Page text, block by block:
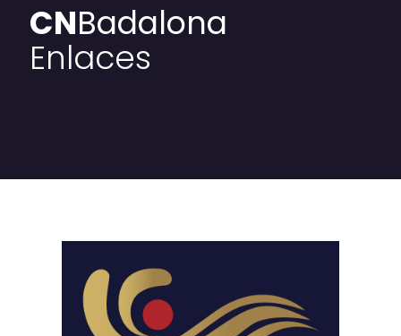
CNBadalona
Enlaces